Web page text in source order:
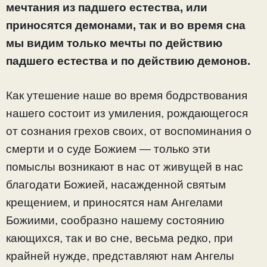
мечтания из падшего естества, или
приносятся демонами, так и во время сна
мы видим только мечты по действию
падшего естества и по действию демонов.
Как утешение наше во время бодрствования
нашего состоит из умиления, рождающегося
от сознания грехов своих, от воспоминания о
смерти и о суде Божием — только эти
помыслы возникают в нас от живущей в нас
благодати Божией, насажденной святым
крещением, и приносятся нам Ангелами
Божиими, сообразно нашему состоянию
кающихся, так и во сне, весьма редко, при
крайней нужде, представляют нам Ангелы